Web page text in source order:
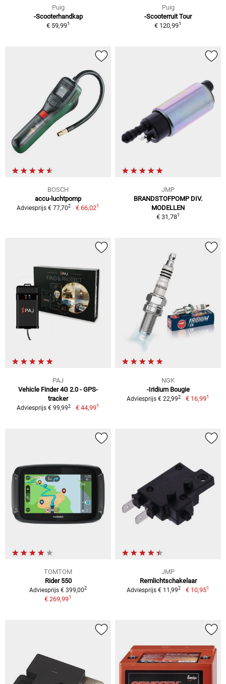
Puig
-Scooterhandkap
€ 59,991
Puig
-Scooterruit Tour
€ 120,991
BOSCH
accu-luchtpomp
Adviesprijs € 77,702 € 66,021
JMP
BRANDSTOFPOMP DIV.
MODELLEN
€ 31,781
PAJ
Vehicle Finder 4G 2.0 - GPS-
tracker
Adviesprijs € 99,992 € 44,991
NGK
-Iridium Bougie
Adviesprijs € 22,992 € 16,991
TOMTOM
Rider 550
Adviesprijs € 399,002
€ 269,991
JMP
Remlichtschakelaar
Adviesprijs € 11,992 € 10,951